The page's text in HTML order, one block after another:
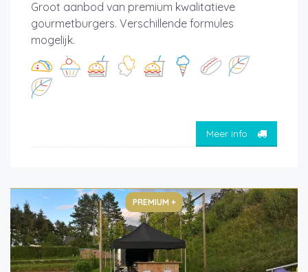
Groot aanbod van premium kwalitatieve
gourmetburgers. Verschillende formules
mogelijk.
Meer info
PREMIUM +